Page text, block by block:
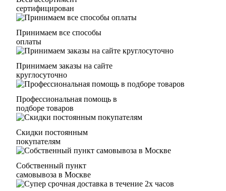
сертифицирован
Принимаем все способы
оплаты
Принимаем заказы на сайте
круглосуточно
Профессиональная помощь в
подборе товаров
Скидки постоянным
покупателям
Собственный пункт
самовывоза в Москве